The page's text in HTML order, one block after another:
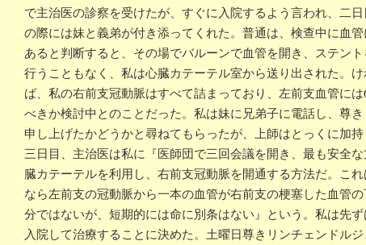
で主治医の診察を受けたが、すぐに入院するよう言われ、二
の際には妹と義弟が付き添ってくれた。普通は、検查中に血
あると判断すると、その場でバルーンで血管を開き、ステン
行うこともなく、私は心臓カテーテル室から送り出された。
ば、私の右前支冠動脈はすべて詰まっており、左前支血管に
べきか検討中とのことだった。私は妹に兄弟子に電話し、尊
申し上げたかどうかと尋ねてもらったが、上師はとっくに加
三日目、主治医は私に『医師団で三回会議を開き、最も安全
臓カテーテルを利用し、右前支冠動脈を開通する方法だ。こ
なら左前支の冠動脈から一本の血管が右前支の梗塞した血管
分ではないが、短期的には命に別条はない』という。私は先
入院して治療することに決めた。土曜日尊きリンチェンドル